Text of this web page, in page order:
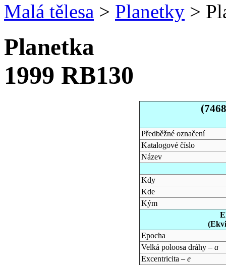
Malá tělesa > Planetky >
Planetka
1999 RB130
Předběžné označení
Katalogové číslo
Název
Kdy
Kde
Kým
Epocha
Velká poloosa dráhy – a
Excentricita – e